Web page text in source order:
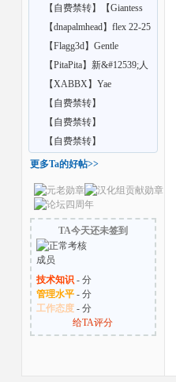
【自费禁转】【Giantess
Shrinking Feet】A
【dnapalmhead】flex 22-25
【Flagg3d】Gentle
Giantess
【PitaPita】新&#12539;人
形化の首輪
【XABBX】Yae
Confidential training
【自费禁转】
【Nellielle2】 INCHES
FROM O
【自费禁转】
【Samrend】Bigger Better
Com
【自费禁转】
【Vrgiantess】Your school
更多Ta的好帖>>
TA今天还未签到
技术知识- 分
管理水平- 分
工作态度- 分
给TA评分